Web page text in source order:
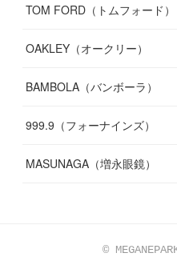
TOM FORD（トムフォード）
OAKLEY（オークリー）
BAMBOLA（バンボーラ）
999.9（フォーナインズ）
MASUNAGA（増永眼鏡）
©